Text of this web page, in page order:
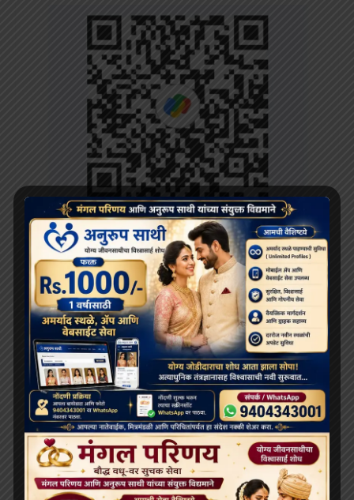
RECENT POSTS
दलाई लामा 91 साल के हो गए हैं; भारत और चीन के बीच बौद्ध धर्म
के भविष्य को लेकर खींचतान चल रही है
भव्य बौद्ध धम्म जुलूस बोमडिला में प्रवेश करता है
‘विकसित भारत 2047’ के लिए बौद्ध मूल्य और आधुनिक विज्ञान
अहम: हिमाचल के राज्यपाल